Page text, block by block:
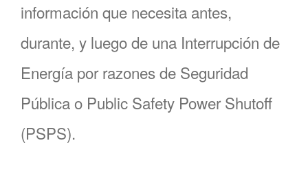
información que necesita antes,
durante, y luego de una Interrupción de
Energía por razones de Seguridad
Pública o Public Safety Power Shutoff
(PSPS).